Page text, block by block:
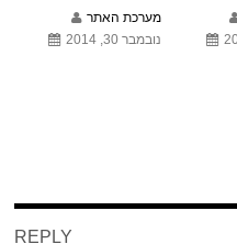
מערכת האתר
נובמבר 30, 2014
REPLY